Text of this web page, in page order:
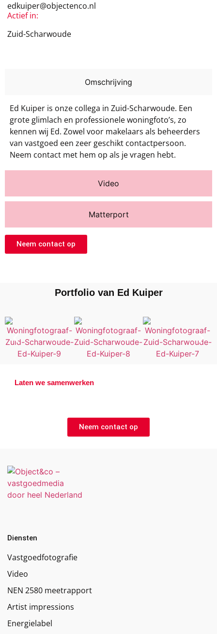
edkuiper@objectenco.nl
Actief in:
Zuid-Scharwoude
Omschrijving
Video
Matterport
Ed Kuiper is onze collega in Zuid-Scharwoude. Een
grote glimlach en professionele woningfoto’s, zo
kennen wij Ed. Zowel voor makelaars als beheerders
van vastgoed een zeer geschikt contactpersoon.
Neem contact met hem op als je vragen hebt.
Neem contact op
Portfolio van Ed Kuiper
Laten we samenwerken
Neem contact op
Diensten
Vastgoedfotografie
Video
NEN 2580 meetrapport
Artist impressions
Energielabel